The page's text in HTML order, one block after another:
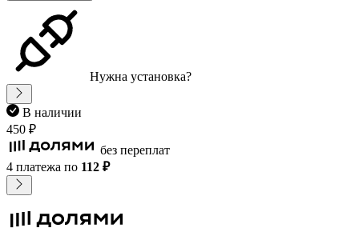
Нужна установка?
В наличии
450 ₽
без переплат
4 платежа по 112 ₽